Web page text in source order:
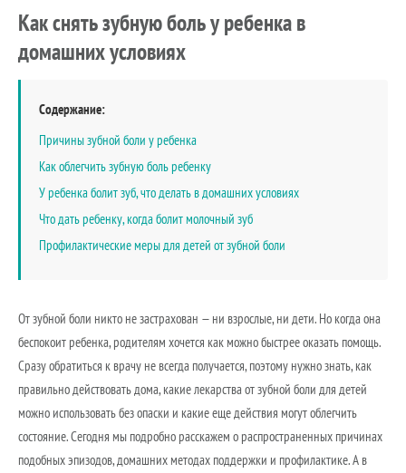
Как снять зубную боль у ребенка в
домашних условиях
Содержание:
Причины зубной боли у ребенка
Как облегчить зубную боль ребенку
У ребенка болит зуб, что делать в домашних условиях
Что дать ребенку, когда болит молочный зуб
Профилактические меры для детей от зубной боли
От зубной боли никто не застрахован — ни взрослые, ни дети. Но когда она
беспокоит ребенка, родителям хочется как можно быстрее оказать помощь.
Сразу обратиться к врачу не всегда получается, поэтому нужно знать, как
правильно действовать дома, какие лекарства от зубной боли для детей
можно использовать без опаски и какие еще действия могут облегчить
состояние. Сегодня мы подробно расскажем о распространенных причинах
подобных эпизодов, домашних методах поддержки и профилактике. А в